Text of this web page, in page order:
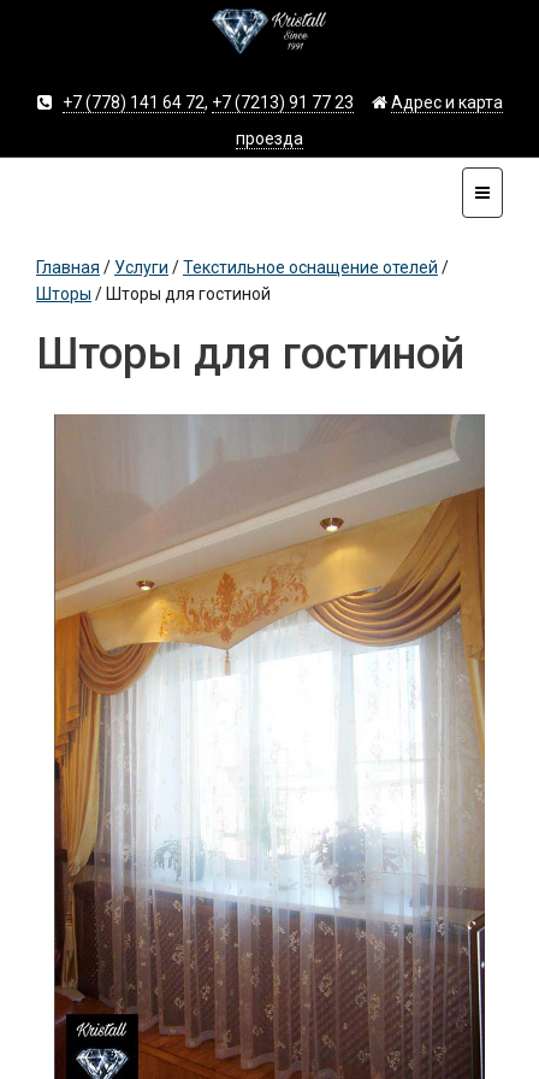
+7 (778) 141 64 72, +7 (7213) 91 77 23
Адрес и карта
проезда
Главная / Услуги /Текстильное оснащение отелей /
Шторы / Шторы для гостиной
Шторы для гостиной